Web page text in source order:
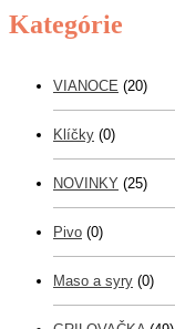
Kategórie
VIANOCE (20)
Klíčky (0)
NOVINKY (25)
Pivo (0)
Maso a syry (0)